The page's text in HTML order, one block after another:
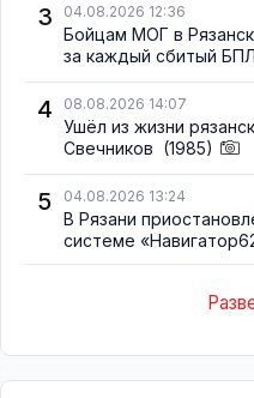
3 04.08.2026 12:36
Бойцам МОГ в
за каждый сбитый
4 08.08.2026 14:07
Ушёл из жизни
Свечников (1985)
5 04.08.2026 13:24
В Рязани
системе